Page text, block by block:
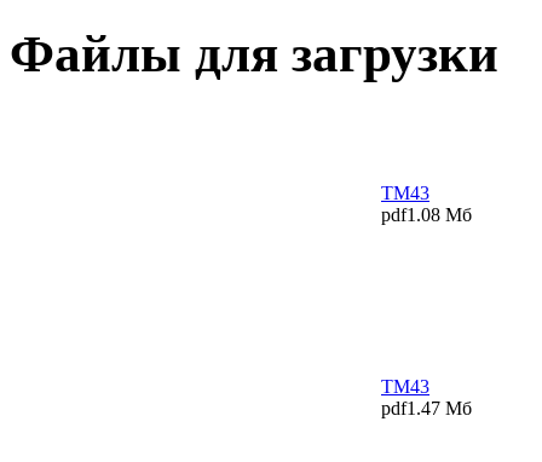
Файлы для загрузки
TM43
pdf1.08 Мб
TM43
pdf1.47 Мб